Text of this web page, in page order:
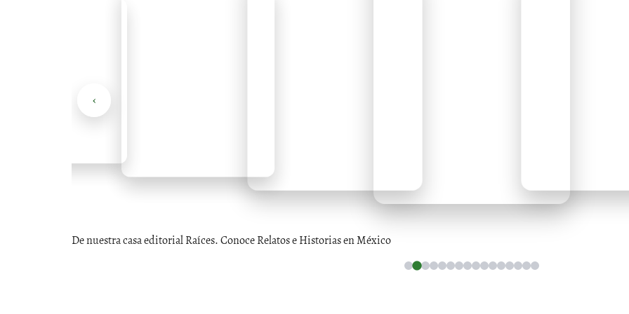
De nuestra casa editorial Raíces. Conoce Relatos e Historias en México
‹